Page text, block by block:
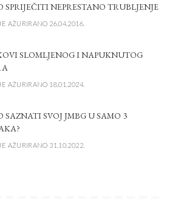
SPRIJEČITI NEPRESTANO TRUBLJENJE
AŽURIRANO 26.04.2016.
SLOMLJENOG I NAPUKNUTOG
AŽURIRANO 18.01.2024.
SAZNATI SVOJ JMBG U SAMO 3
AŽURIRANO 31.10.2022.